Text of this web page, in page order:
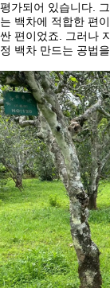
평가되어 있습니다
는 백차에 적합한 편
싼 편이었죠 그러나
정 백차 만드는 공법을